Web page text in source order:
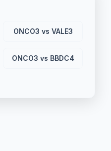
ONCO3 vs VALE3
ONCO3 vs BBDC4